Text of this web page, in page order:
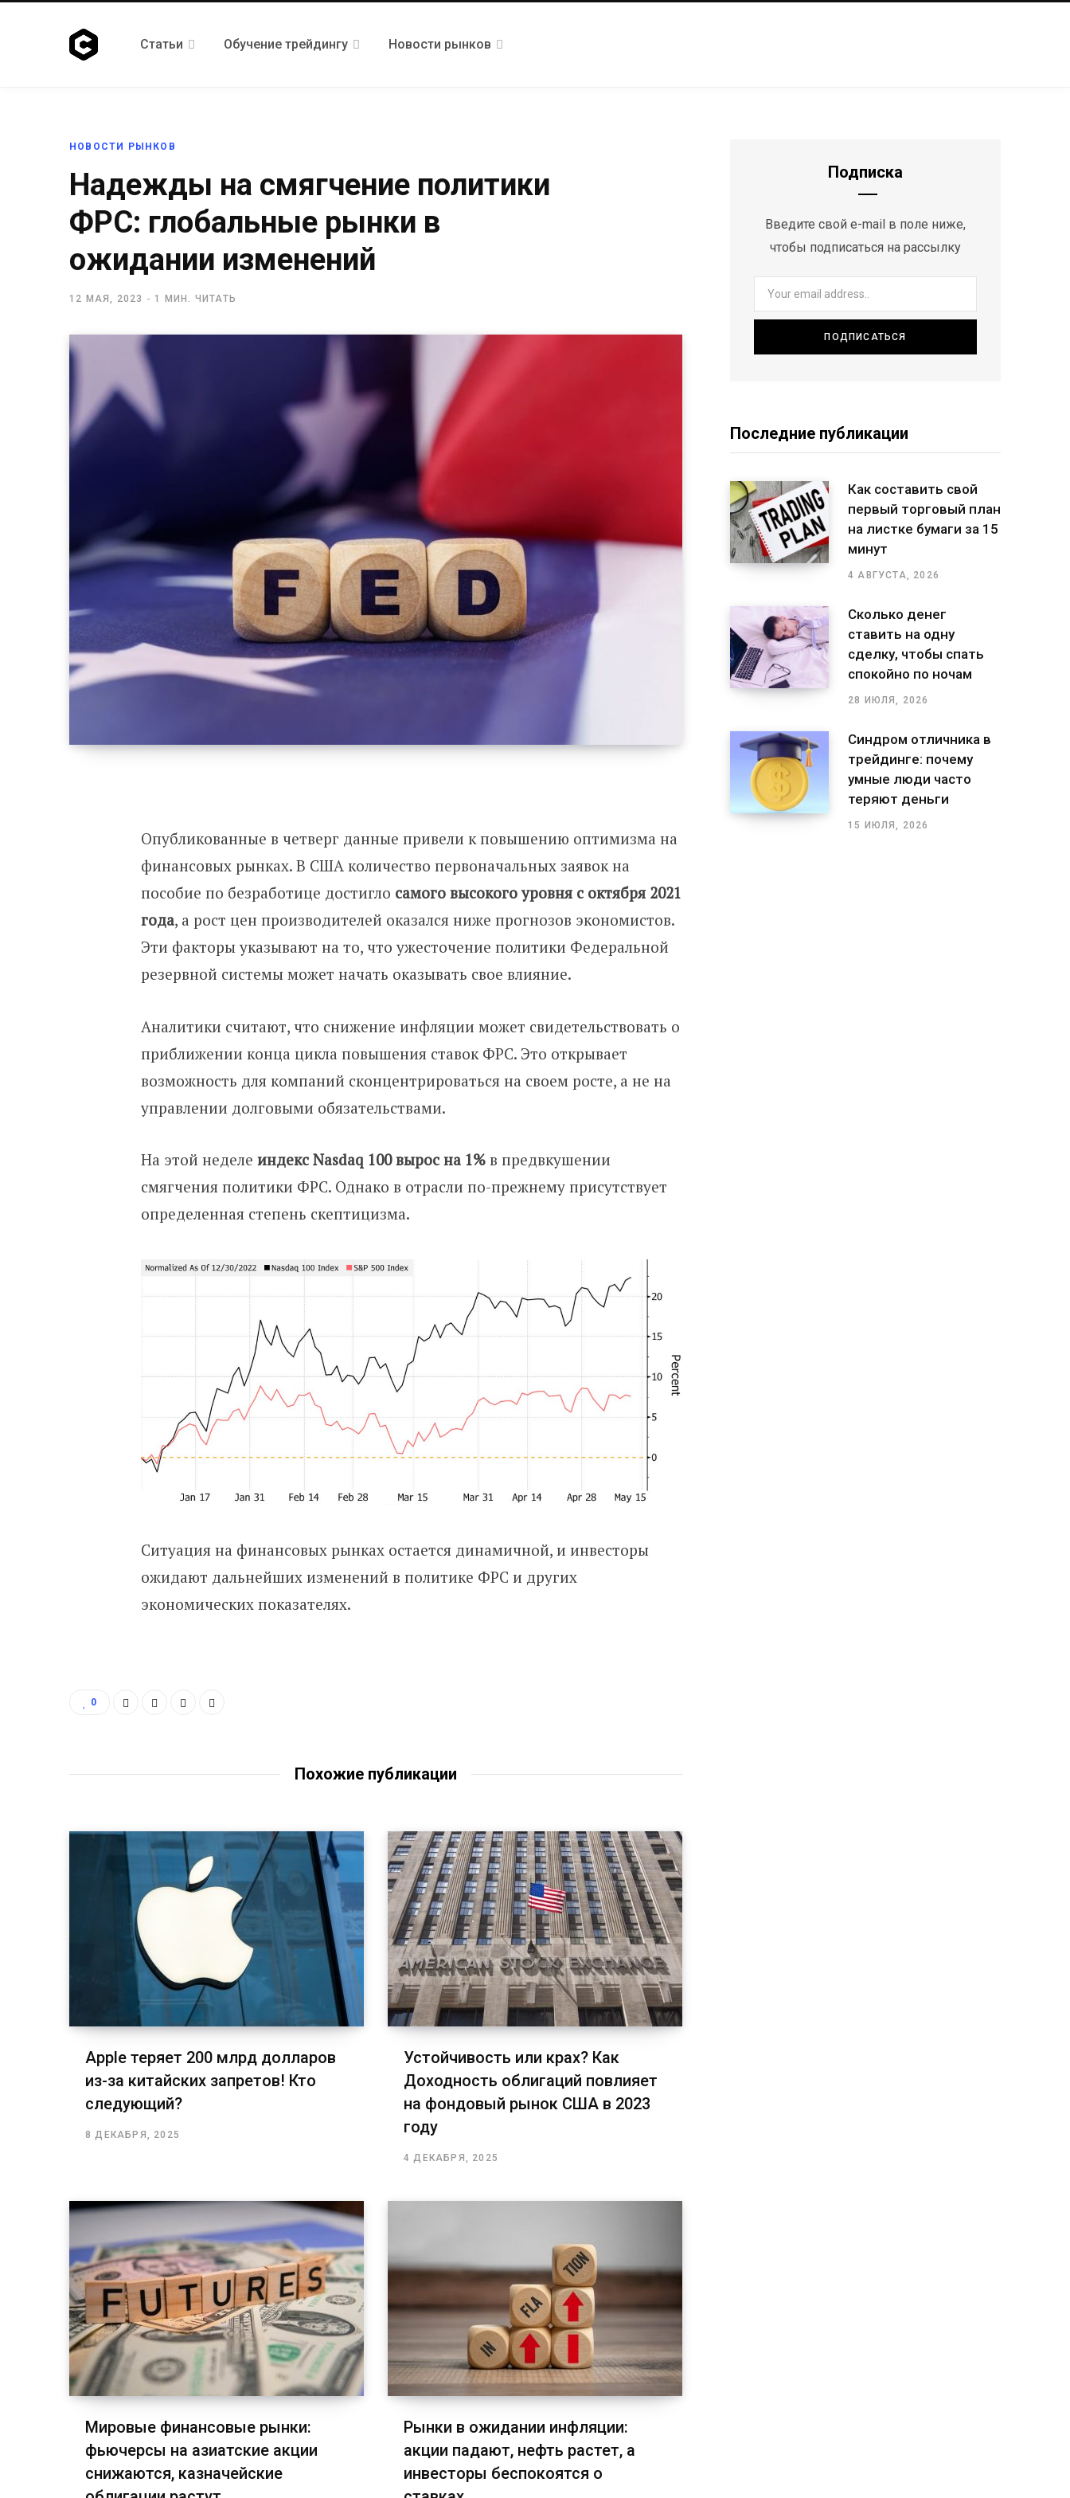
Статьи Обучение трейдингу Новости рынков
НОВОСТИ РЫНКОВ
Надежды на смягчение политики
ФРС: глобальные рынки в
ожидании изменений
12 МАЯ, 2023 1 МИН. ЧИТАТЬ
Опубликованные в четверг данные привели к повышению оптимизма на
финансовых рынках. В США количество первоначальных заявок на
пособие по безработице достигло самого высокого уровня с октября 2021
года, а рост цен производителей оказался ниже прогнозов экономистов.
Эти факторы указывают на то, что ужесточение политики Федеральной
резервной системы может начать оказывать свое влияние.
Аналитики считают, что снижение инфляции может свидетельствовать о
приближении конца цикла повышения ставок ФРС. Это открывает
возможность для компаний сконцентрироваться на своем росте, а не на
управлении долговыми обязательствами.
На этой неделе индекс Nasdaq 100 вырос на 1% в предвкушении
смягчения политики ФРС. Однако в отрасли по-прежнему присутствует
определенная степень скептицизма.
Ситуация на финансовых рынках остается динамичной, и инвесторы
ожидают дальнейших изменений в политике ФРС и других
экономических показателях.
0
Похожие публикации
Apple теряет 200 млрд долларов
из-за китайских запретов! Кто
следующий?
8 ДЕКАБРЯ, 2025
Устойчивость или крах? Как
Доходность облигаций повлияет
на фондовый рынок США в 2023
году
4 ДЕКАБРЯ, 2025
Мировые финансовые рынки:
фьючерсы на азиатские акции
снижаются, казначейские
Рынки в ожидании инфляции:
акции падают, нефть растет, а
инвесторы беспокоятся о
Подписка
Введите свой e-mail в поле ниже,
чтобы подписаться на рассылку
Последние публикации
Как составить свой
первый торговый план
на листке бумаги за 15
минут
4 АВГУСТА, 2026
Сколько денег
ставить на одну
сделку, чтобы спать
спокойно по ночам
28 ИЮЛЯ, 2026
Синдром отличника в
трейдинге: почему
умные люди часто
теряют деньги
15 ИЮЛЯ, 2026